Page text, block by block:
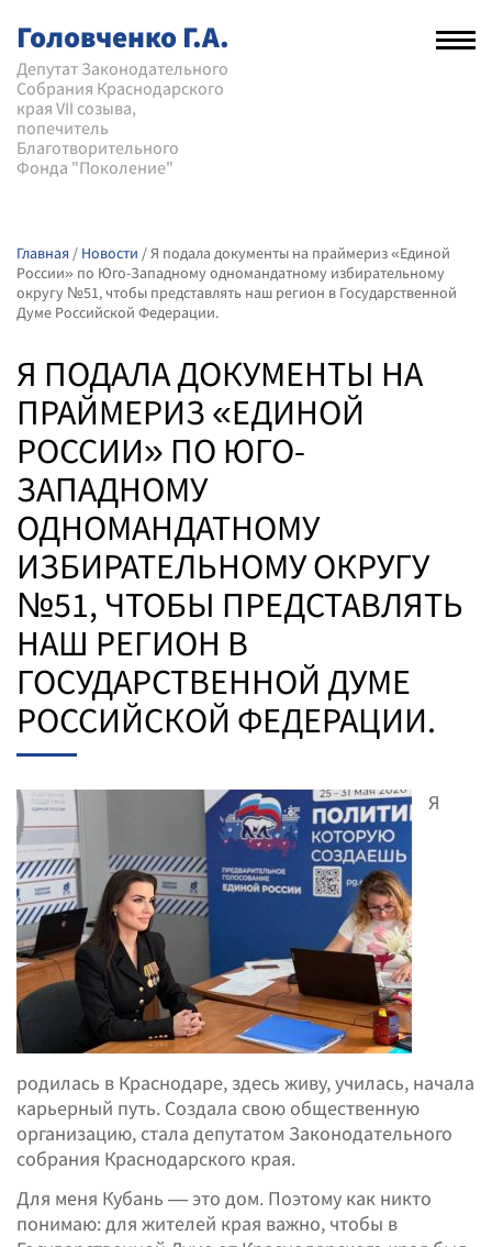
Головченко Г.А.
Депутат Законодательного
Собрания Краснодарского
края VII созыва,
попечитель
Благотворительного
Фонда "Поколение"
Главная / Новости /Я подала документы на праймериз «Единой
России» по Юго-Западному одномандатному избирательному
округу №51, чтобы представлять наш регион в Государственной
Думе Российской Федерации.
Я ПОДАЛА ДОКУМЕНТЫ НА
ПРАЙМЕРИЗ «ЕДИНОЙ
РОССИИ» ПО ЮГО-
ЗАПАДНОМУ
ОДНОМАНДАТНОМУ
ИЗБИРАТЕЛЬНОМУ ОКРУГУ
№51, ЧТОБЫ ПРЕДСТАВЛЯТЬ
НАШ РЕГИОН В
ГОСУДАРСТВЕННОЙ ДУМЕ
РОССИЙСКОЙ ФЕДЕРАЦИИ.
Я
родилась в Краснодаре, здесь живу, училась, начала
карьерный путь. Создала свою общественную
организацию, стала депутатом Законодательного
собрания Краснодарского края.
Для меня Кубань — это дом. Поэтому как никто
понимаю: для жителей края важно, чтобы в